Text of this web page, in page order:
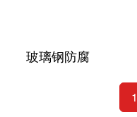
玻璃钢防腐
1